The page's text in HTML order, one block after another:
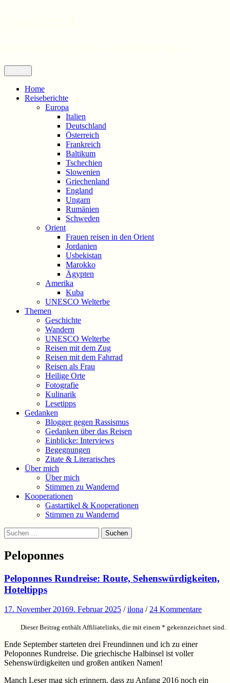
Zum
Inhalt
springen
Home
Reiseberichte
Europa
Italien
Deutschland
Österreich
Frankreich
Baltikum
Tschechien
Slowenien
Griechenland
England
Ungarn
Rumänien
Schweden
Orient
Frauen reisen in den Orient
Jordanien
Usbekistan
Marokko
Ägypten
Amerika
Kuba
UNESCO Welterbe
Themen
Geschichte
Wandern
UNESCO Welterbe
Reisen mit dem Zug
Reisen mit dem Fahrrad
Reisen als Frau
Heilige Orte
Fotografie
Kulinarik
Lesetipps
Gedanken
Blogger gegen Rassismus
Gedanken über das Reisen
Einblicke: Interviews
Begegnungen
Zitate & Literarisches
Über mich
Über mich
Stimmen zu Wandernd
Kooperationen
Gastartikel & Kooperationen
Stimmen zu Wandernd
Suchen
Suchen
nach:
Peloponnes
Peloponnes Rundreise: Route, Sehenswürdigkeiten,
Hoteltipps
17. November 20169. Februar 2025 /ilona / 24 Kommentare
Dieser Beitrag enthält Affiliatelinks, die mit einem * gekennzeichnet sind.
Ende September starteten drei Freundinnen und ich zu einer
Peloponnes Rundreise. Die griechische Halbinsel ist voller
Sehenswürdigkeiten und großen antiken Namen!
Manch Leser mag sich erinnern, dass zu Anfang 2016 noch ein